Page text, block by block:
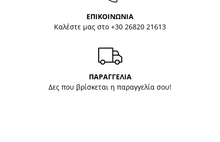
ΕΠΙΚΟΙΝΩΝΙΑ
Καλέστε μας στο +30 26820 21613
ΠΑΡΑΓΓΕΛΙΑ
Δες που βρίσκεται η παραγγελία σου!